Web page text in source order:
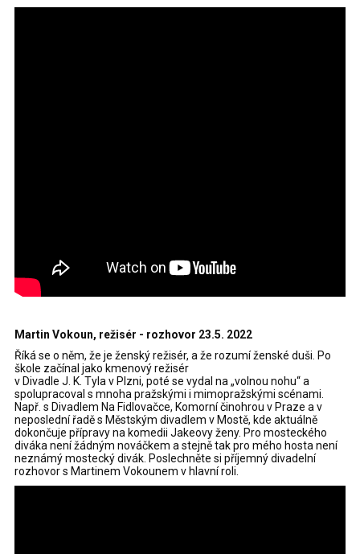
Martin Vokoun, režisér - rozhovor 23.5. 2022
Říká se o něm, že je ženský režisér, a že rozumí ženské duši. Po
škole začínal jako kmenový režisér
v Divadle J. K. Tyla v Plzni, poté se vydal na „volnou nohu“ a
spolupracoval s mnoha pražskými i mimopražskými scénami.
Např. s Divadlem Na Fidlovačce, Komorní činohrou v Praze a v
neposlední řadě s Městským divadlem v Mostě, kde aktuálně
dokončuje přípravy na komedii Jakeovy ženy. Pro mosteckého
diváka není žádným nováčkem a stejně tak pro mého hosta není
neznámý mostecký divák. Poslechněte si příjemný divadelní
rozhovor s Martinem Vokounem v hlavní roli.